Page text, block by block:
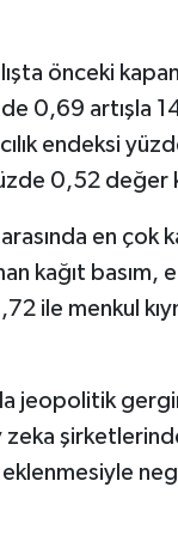
önceki
0,69 artışla
endeksi
0,52 değer
en çok
kağıt basım,
ile menkul
jeopolitik
eklenmesiyle